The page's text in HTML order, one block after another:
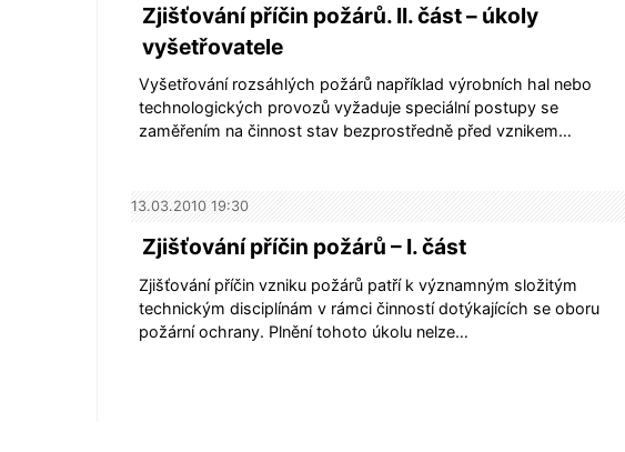
Zjišťování příčin požárů. II. část – úkoly
vyšetřovatele
Vyšetřování rozsáhlých požárů například výrobních hal nebo
technologických provozů vyžaduje speciální postupy se
zaměřením na činnost stav bezprostředně před vznikem…
13.03.2010 19:30
Zjišťování příčin požárů – I. část
Zjišťování příčin vzniku požárů patří k významným složitým
technickým disciplínám v rámci činností dotýkajících se oboru
požární ochrany. Plnění tohoto úkolu nelze…